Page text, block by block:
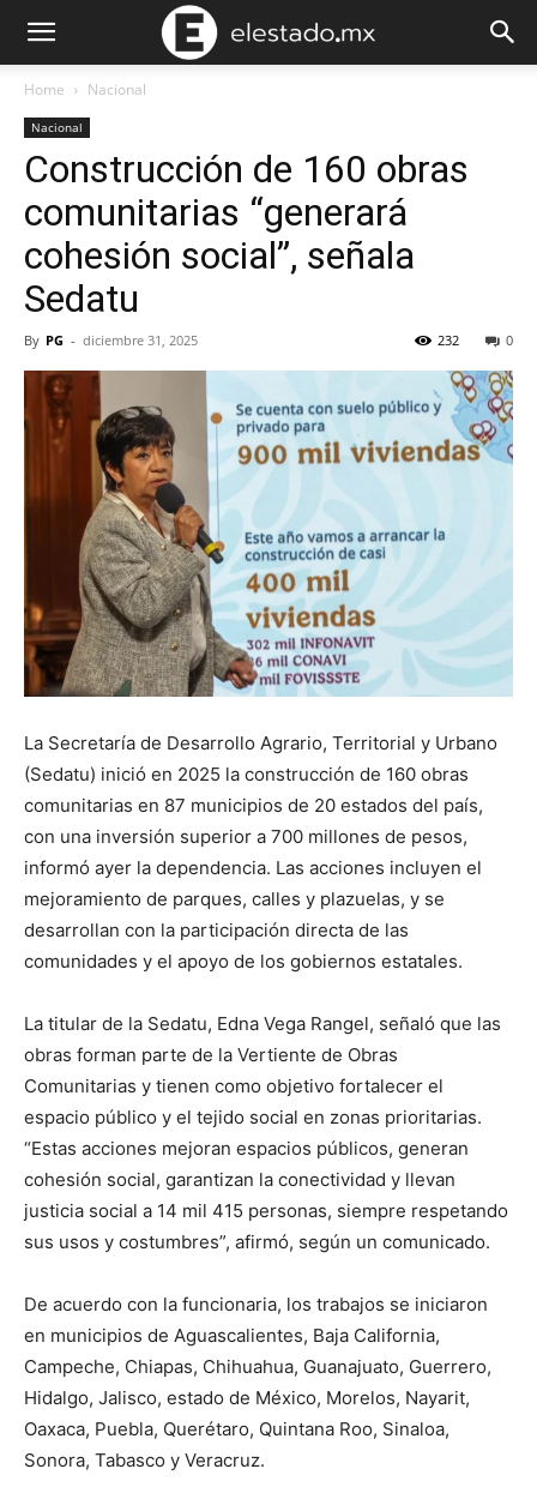
Home Nacional
Nacional
Construcción de 160 obras
comunitarias “generará
cohesión social”, señala
Sedatu
By PG - diciembre 31, 2025 0
232
La Secretaría de Desarrollo Agrario, Territorial y Urbano
(Sedatu) inició en 2025 la construcción de 160 obras
comunitarias en 87 municipios de 20 estados del país,
con una inversión superior a 700 millones de pesos,
informó ayer la dependencia. Las acciones incluyen el
mejoramiento de parques, calles y plazuelas, y se
desarrollan con la participación directa de las
comunidades y el apoyo de los gobiernos estatales.
La titular de la Sedatu, Edna Vega Rangel, señaló que las
obras forman parte de la Vertiente de Obras
Comunitarias y tienen como objetivo fortalecer el
espacio público y el tejido social en zonas prioritarias.
“Estas acciones mejoran espacios públicos, generan
cohesión social, garantizan la conectividad y llevan
justicia social a 14 mil 415 personas, siempre respetando
sus usos y costumbres”, afirmó, según un comunicado.
De acuerdo con la funcionaria, los trabajos se iniciaron
en municipios de Aguascalientes, Baja California,
Campeche, Chiapas, Chihuahua, Guanajuato, Guerrero,
Hidalgo, Jalisco, estado de México, Morelos, Nayarit,
Oaxaca, Puebla, Querétaro, Quintana Roo, Sinaloa,
Sonora, Tabasco y Veracruz.